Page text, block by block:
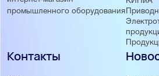
промышленного оборудования
Контакты